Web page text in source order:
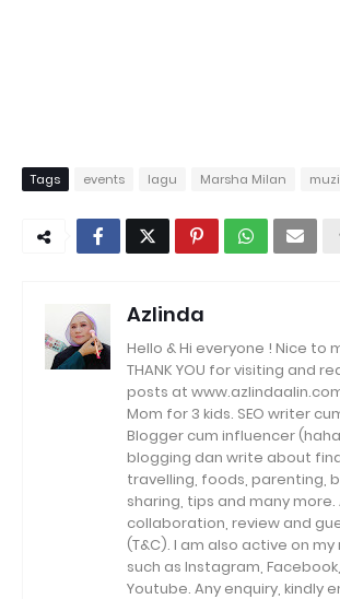
Tags events lagu Marsha Milan
Azlinda
Hello & Hi everyone ! Nice to
THANK YOU for visiting and
posts at
Mom for 3 kids. SEO writer
Blogger cum influencer
blogging dan write about
travelling, foods, parenting,
sharing, tips and many
collaboration, review and
(T&C). I am also active on
such as Instagram,
Youtube. Any enquiry, kindly